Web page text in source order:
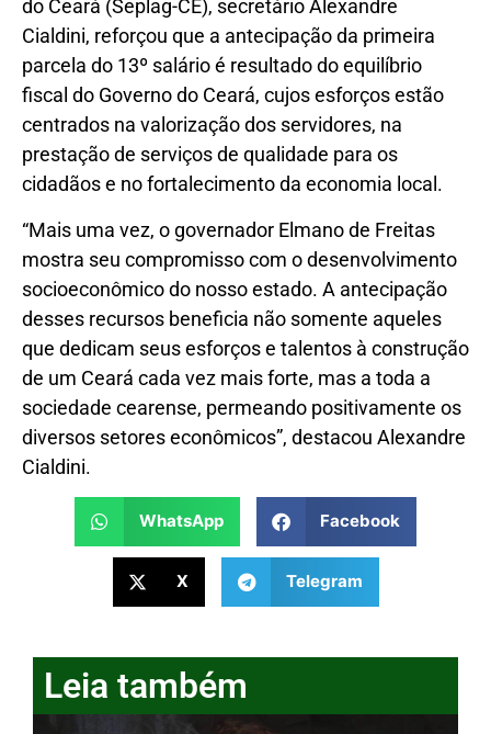
do Ceará (Seplag-CE), secretário Alexandre
Cialdini, reforçou que a antecipação da primeira
parcela do 13º salário é resultado do equilíbrio
fiscal do Governo do Ceará, cujos esforços estão
centrados na valorização dos servidores, na
prestação de serviços de qualidade para os
cidadãos e no fortalecimento da economia local.
“Mais uma vez, o governador Elmano de Freitas
mostra seu compromisso com o desenvolvimento
socioeconômico do nosso estado. A antecipação
desses recursos beneficia não somente aqueles
que dedicam seus esforços e talentos à construção
de um Ceará cada vez mais forte, mas a toda a
sociedade cearense, permeando positivamente os
diversos setores econômicos”, destacou Alexandre
Cialdini.
WhatsApp Facebook
X Telegram
Leia também